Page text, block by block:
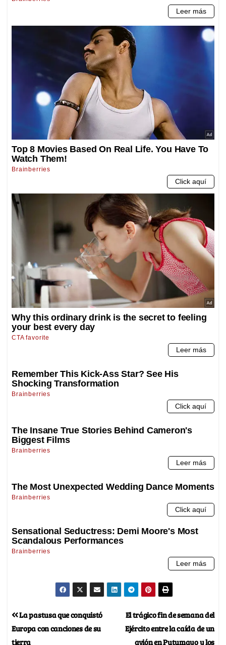
El trágico fin de semana del
Ejército entre la caída de un
avión en Putumayo y los
La pastusa que conquistó
Europa con canciones de su
tierra